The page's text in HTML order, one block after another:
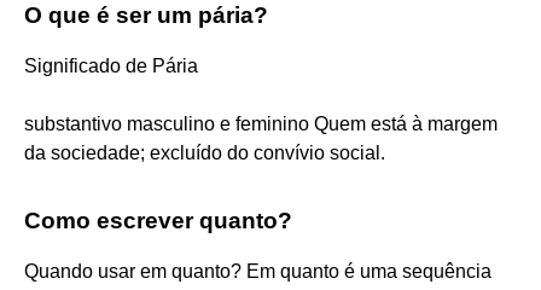
O que é ser um pária?
Significado de Pária
substantivo masculino e feminino Quem está à margem
da sociedade; excluído do convívio social.
Como escrever quanto?
Quando usar em quanto? Em quanto é uma sequência